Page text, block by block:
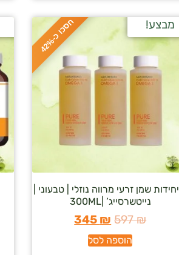
ח
ס
כ
ו
כ
-
4
2
% מבצע!
3 יחידות שמן זרעי מרווה נוזלי | טבעוני |
נייטשרסייג’ |300ML
597₪
345 ₪
הוספה לסל